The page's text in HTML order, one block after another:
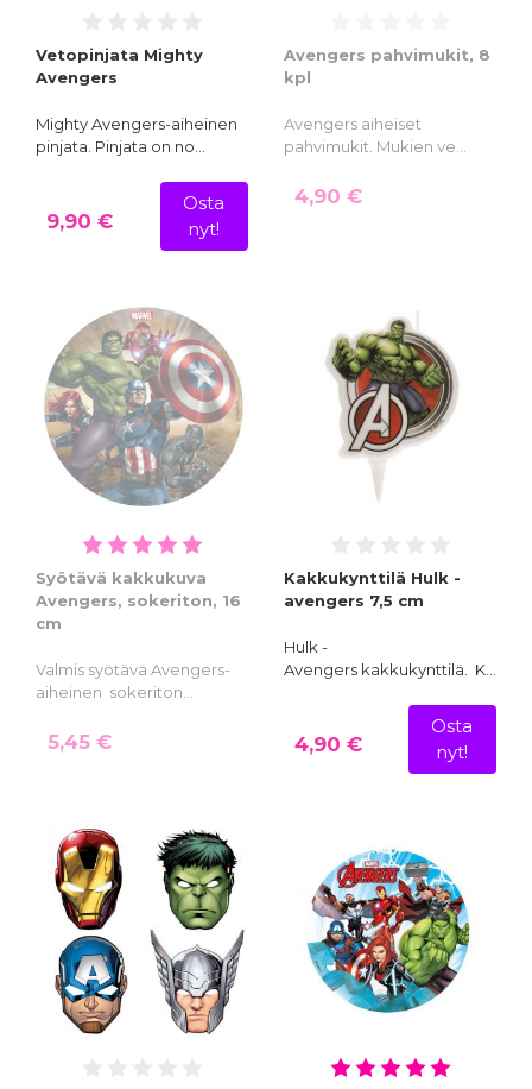
Vetopinjata Mighty
Avengers
Mighty Avengers-aiheinen
pinjata. Pinjata on no…
9,90 €
Osta
nyt!
Avengers pahvimukit, 8
kpl
Avengers aiheiset
pahvimukit. Mukien ve…
4,90 €
Syötävä kakkukuva
Avengers, sokeriton, 16
cm
Valmis syötävä Avengers-
aiheinen sokeriton…
5,45 €
Kakkukynttilä Hulk -
avengers 7,5 cm
Hulk -
Avengers kakkukynttilä. K…
4,90 €
Osta
nyt!